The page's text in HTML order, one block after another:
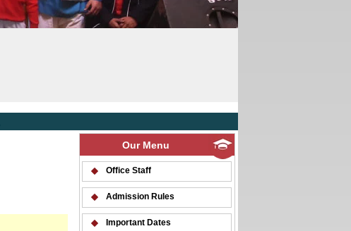
Our Menu
Office Staff
Admission Rules
Important Dates